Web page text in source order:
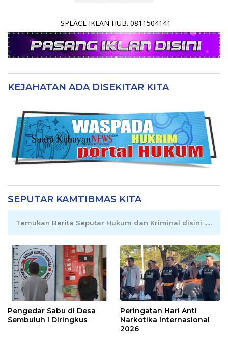
SPEACE IKLAN HUB. 0811504141
KEJAHATAN ADA DISEKITAR KITA
SEPUTAR KAMTIBMAS KITA
Temukan Berita Seputar Hukum dan Kriminal disini .....
Pengedar Sabu di Desa
Sembuluh I Diringkus
Peringatan Hari Anti
Narkotika Internasional
2026